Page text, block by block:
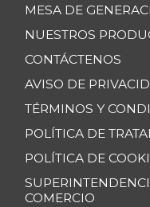
MESA DE
NUESTROS
CONTÁCTENOS
AVISO DE
TÉRMINOS Y
POLÍTICA DE
POLÍTICA DE
COMERCIO